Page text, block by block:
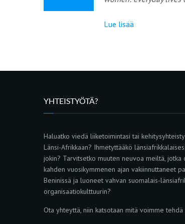
Lue lisää
YHTEISTYÖTÄ?
Haluatko viedä liiketoimintasi tai
Länsi-Afrikkaan? Ihmetyttääkö
jokin? Tarvitsetko muuten neuvoa meiltä,
kahden vuosikymmenen ajan vakiinnuttaneet
Beninissä ja luoneet vahvan suomalais-
organisaatiokulttuurin?
Ota yhteyttä, niin katsotaan mitä voimme tehdä